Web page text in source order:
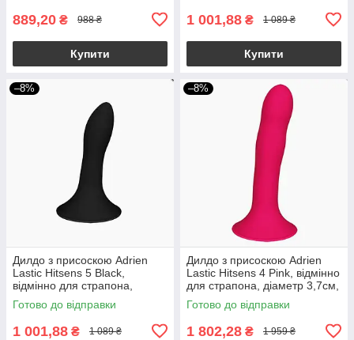
889,20 ₴ 988 ₴
Купити
1 001,88 ₴ 1 089 ₴
Купити
–8%
Дилдо з присоскою Adrien
Lastic Hitsens 5 Black,
відмінно для страпона,
діаметр 2,4 см, довжина
13см
Готово до відправки
1 001,88 ₴ 1 089 ₴
–8%
Дилдо з присоскою Adrien
Lastic Hitsens 4 Pink, відмінно
для страпона, діаметр 3,7см,
довжина 17,8см
Готово до відправки
1 802,28 ₴ 1 959 ₴